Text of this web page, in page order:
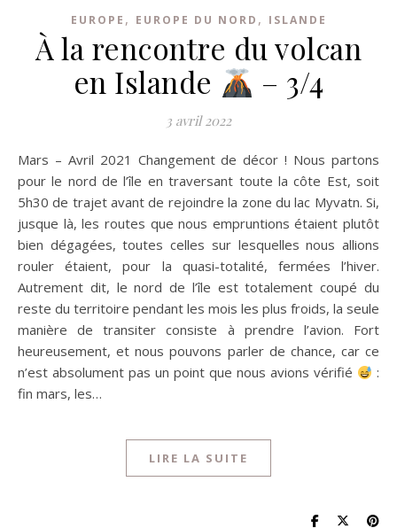
EUROPE , EUROPE DU NORD , ISLANDE
À la rencontre du volcan
en Islande
– 3/4
3 avril 2022
Mars – Avril 2021 Changement de décor ! Nous partons
pour le nord de l’île en traversant toute la côte Est, soit
5h30 de trajet avant de rejoindre la zone du lac Myvatn. Si,
jusque là, les routes que nous empruntions étaient plutôt
bien dégagées, toutes celles sur lesquelles nous allions
rouler étaient, pour la quasi-totalité, fermées l’hiver.
Autrement dit, le nord de l’île est totalement coupé du
reste du territoire pendant les mois les plus froids, la seule
manière de transiter consiste à prendre l’avion. Fort
heureusement, et nous pouvons parler de chance, car ce
n’est absolument pas un point que nous avions vérifié
:
fin mars, les…
LIRE LA SUITE